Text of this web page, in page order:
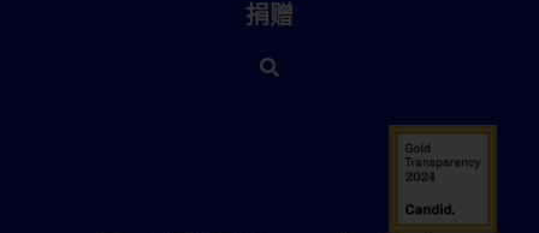
捐赠